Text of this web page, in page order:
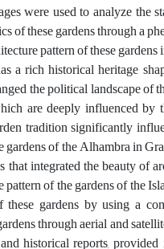
were used to analyze the
of these gardens through a
pattern of these
a rich historical heritage
the political landscape of
are deeply influenced
tradition significantly
of the Alhambra in
integrated the beauty of
of the gardens of the
gardens by using a
through aerial and
historical reports,